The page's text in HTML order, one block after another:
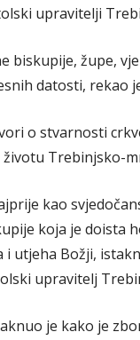
upravitelji
biskupije, župe,
datosti, rekao
o stvarnosti
Trebinjsko-
kao
koja je doista
utjeha Božji,
upravitelj
je kako je